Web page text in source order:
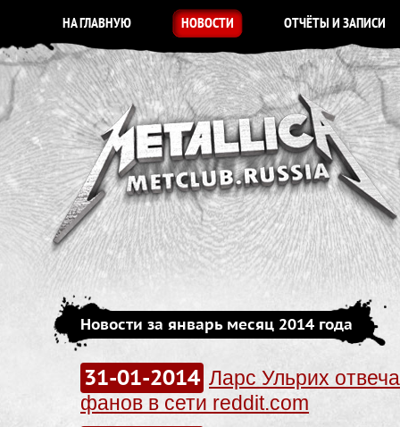
НА ГЛАВНУЮ НОВОСТИ ОТЧЁТЫ И ЗАПИСИ
Новости за январь месяц 2014 года
31-01-2014 Ларс Ульрих
фанов в сети reddit.com